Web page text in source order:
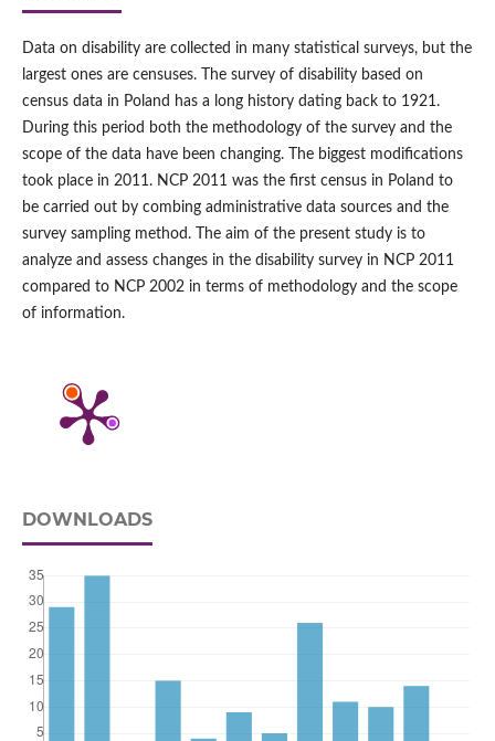
Data on disability are collected in many statistical surveys, but the
largest ones are censuses. The survey of disability based on
census data in Poland has a long history dating back to 1921.
During this period both the methodology of the survey and the
scope of the data have been changing. The biggest modifications
took place in 2011. NCP 2011 was the first census in Poland to
be carried out by combing administrative data sources and the
survey sampling method. The aim of the present study is to
analyze and assess changes in the disability survey in NCP 2011
compared to NCP 2002 in terms of methodology and the scope
of information.
DOWNLOADS